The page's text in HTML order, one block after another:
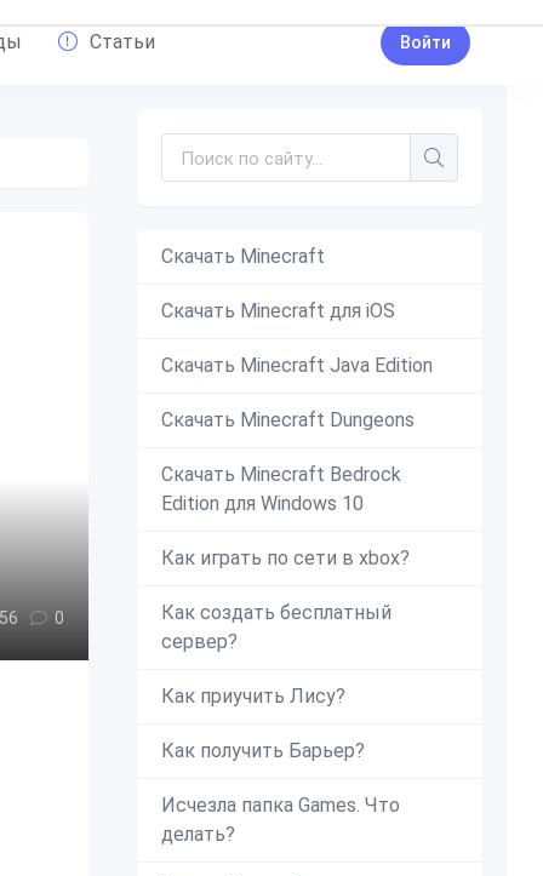
Статьи Войти
0
Скачать Minecraft
Скачать Minecraft для iOS
Скачать Minecraft Java Edition
Скачать Minecraft Dungeons
Скачать Minecraft Bedrock
Edition для Windows 10
Как играть по сети в xbox?
Как создать бесплатный
сервер?
Как приучить Лису?
Как получить Барьер?
Исчезла папка Games. Что
делать?